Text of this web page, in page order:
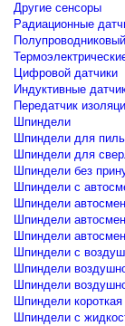
Другие сенсоры
Радиационные
Цифровой датчики
Индуктивные
Передатчик
Шпиндели
Шпиндели для
Шпиндели для
Шпиндели без
Шпиндели с
Шпиндели
Шпиндели
Шпиндели
Шпиндели с
Шпиндели
Шпиндели
Шпиндели
Шпиндели с